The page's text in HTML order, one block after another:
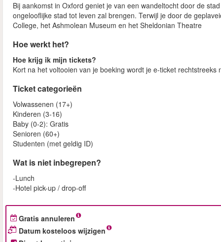
Bij aankomst in Oxford geniet je van een wandeltocht door de
ongelooflijke stad tot leven zal brengen. Terwijl je door de
College, het Ashmolean Museum en het Sheldonian Theatre
Hoe werkt het?
Hoe krijg ik mijn tickets?
Kort na het voltooien van je boeking wordt je e-ticket
Ticket categorieën
Volwassenen (17+)
Kinderen (3-16)
Baby (0-2): Gratis
Senioren (60+)
Studenten (met geldig ID)
Wat is niet inbegrepen?
-Lunch
-Hotel pick-up / drop-off
Gratis annuleren
Datum kosteloos wijzigen